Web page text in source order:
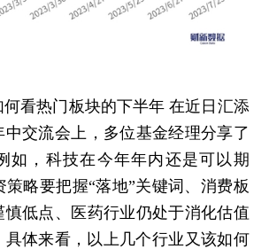
何看热门板块的下半年 在近日汇添
交流会上，多位基金经理分享了
如，科技在今年年内还是可以期
略要把握“落地”关键词、消费板
慎低点、医药行业仍处于消化估值
体来看，以上几个行业又该如何